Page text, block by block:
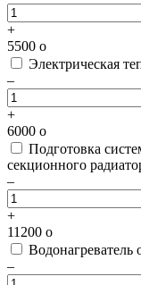
+
5500 o
Электрическая
–
+
6000 o
Подготовка
секционного
–
+
11200 o
Водонагреватель
–